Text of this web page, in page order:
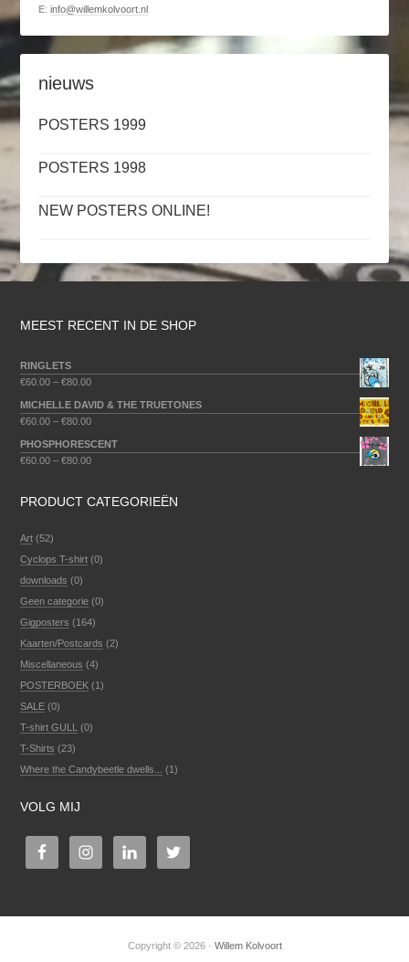
E:info@willemkolvoort.nl
nieuws
POSTERS 1999
POSTERS 1998
NEW POSTERS ONLINE!
MEEST RECENT IN DE SHOP
RINGLETS
€60.00 –€80.00
MICHELLE DAVID & THE TRUETONES
€60.00 –€80.00
PHOSPHORESCENT
€60.00 –€80.00
PRODUCT CATEGORIEËN
Art (52)
Cyclops T-shirt (0)
downloads (0)
Geen categorie (0)
Gigposters (164)
Kaarten/Postcards (2)
Miscellaneous (4)
POSTERBOEK (1)
SALE (0)
T-shirt GULL
(0)
T-Shirts (23)
Where the Candybeetle dwells...
(1)
VOLG MIJ
Copyright © 2026 · Willem Kolvoort